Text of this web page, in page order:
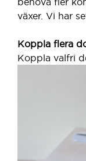
växer. Vi har
Koppla flera
Koppla valfri